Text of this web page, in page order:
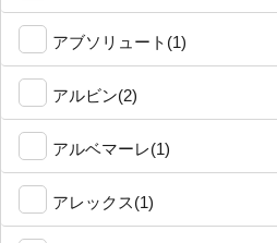
アブソリュート(1)
アルビン(2)
アルベマーレ(1)
アレックス(1)